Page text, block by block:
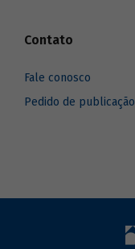
Contato
Fale conosco
Pedido de publicação